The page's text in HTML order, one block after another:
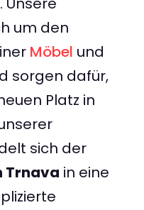
um den
Möbel und
sorgen dafür,
Platz in
sich der
Trnava in eine